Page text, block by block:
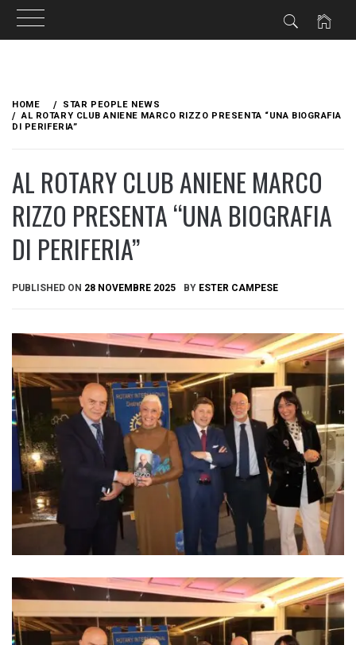
content
HOME
STAR PEOPLE NEWS
AL ROTARY CLUB ANIENE MARCO RIZZO PRESENTA “UNA BIOGRAFIA
DI PERIFERIA”
AL ROTARY CLUB ANIENE MARCO
RIZZO PRESENTA “UNA BIOGRAFIA
DI PERIFERIA”
PUBLISHED ON 28 NOVEMBRE 2025 BY ESTER CAMPESE